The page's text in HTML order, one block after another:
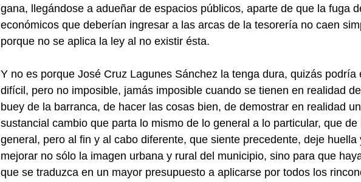
gana, llegándose a adueñar de espacios públicos, aparte de que la fuga
económicos que deberían ingresar a las arcas de la tesorería no caen
porque no se aplica la ley al no existir ésta.
Y no es porque José Cruz Lagunes Sánchez la tenga dura, quizás podría
difícil, pero no imposible, jamás imposible cuando se tienen en realidad
buey de la barranca, de hacer las cosas bien, de demostrar en realidad
sustancial cambio que parta lo mismo de lo general a lo particular, que
general, pero al fin y al cabo diferente, que siente precedente, deje huella
mejorar no sólo la imagen urbana y rural del municipio, sino para que
que se traduzca en un mayor presupuesto a aplicarse por todos los